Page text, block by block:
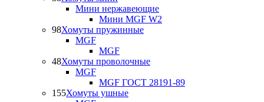
Мини нержавеющие
Мини MGF W2
98Хомуты пружинные
MGF
MGF
48Хомуты проволочные
MGF
MGF ГОСТ 28191-89
155Хомуты ушные